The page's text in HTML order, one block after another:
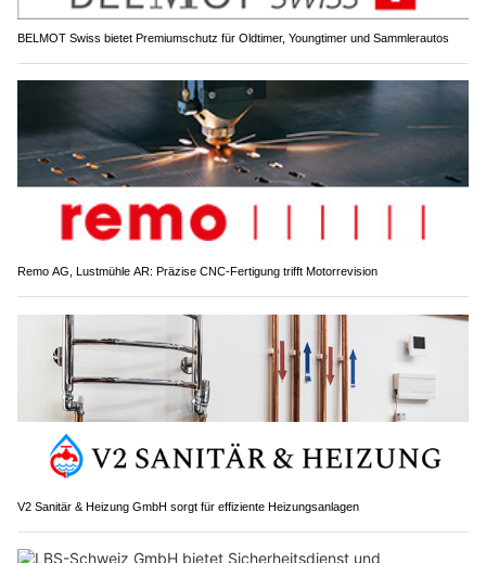
BELMOT Swiss bietet Premiumschutz für Oldtimer, Youngtimer und Sammlerautos
Remo AG, Lustmühle AR: Präzise CNC-Fertigung trifft Motorrevision
V2 Sanitär & Heizung GmbH sorgt für effiziente Heizungsanlagen